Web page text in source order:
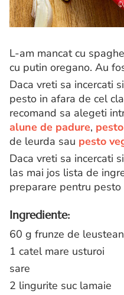
L-am mancat cu
cu putin oregano. Au
Daca vreti sa incercati
pesto in afara de cel
recomand sa alegeti
alune de padure,
de leurda sau pesto
Daca vreti sa incercati
las mai jos lista de
preparare pentru
Ingrediente:
60 g frunze de leustean
1 catel mare usturoi
sare
2 lingurite suc lamaie